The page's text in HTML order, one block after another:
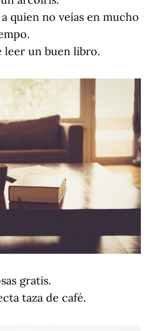
quien no veías en mucho
leer un buen libro.
gratis.
taza de café.